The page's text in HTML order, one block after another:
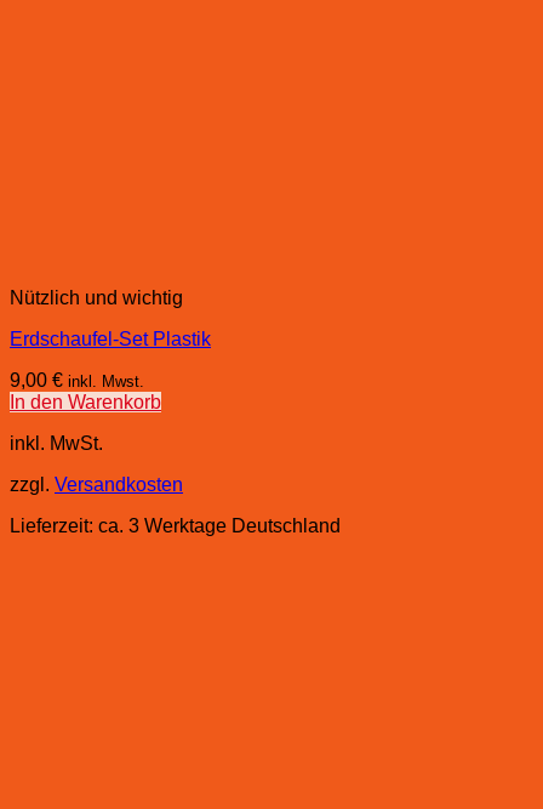
Nützlich und wichtig
Erdschaufel-Set Plastik
9,00 € inkl. Mwst.
In den Warenkorb
inkl. MwSt.
zzgl. Versandkosten
Lieferzeit: ca. 3 Werktage Deutschland